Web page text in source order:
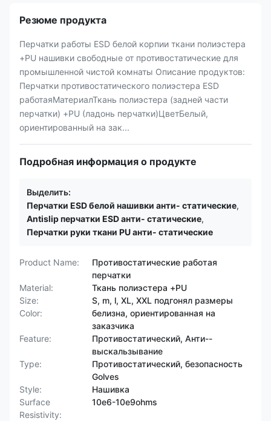
Резюме продукта
Перчатки работы ESD белой корпии ткани полиэстера
+PU нашивки свободные от противостатические для
промышленной чистой комнаты Описание продуктов:
Перчатки противостатического полиэстера ESD
работаяМатериалТкань полиэстера (задней части
перчатки) +PU (ладонь перчатки)ЦветБелый,
ориентированный на зак...
Подробная информация о продукте
Выделить:
Перчатки ESD белой нашивки анти- статические,
Antislip перчатки ESD анти- статические,
Перчатки руки ткани PU анти- статические
Product Name:
Противостатические работая
перчатки
Material:
Ткань полиэстера +PU
Size:
S, m, l, XL, XXL подгонял размеры
Color:
белизна, ориентированная на
заказчика
Feature:
Противостатический, Анти--
выскальзывание
Type:
Противостатический, безопасность
Golves
Style:
Нашивка
Surface
Resistivity:
10e6-10e9ohms